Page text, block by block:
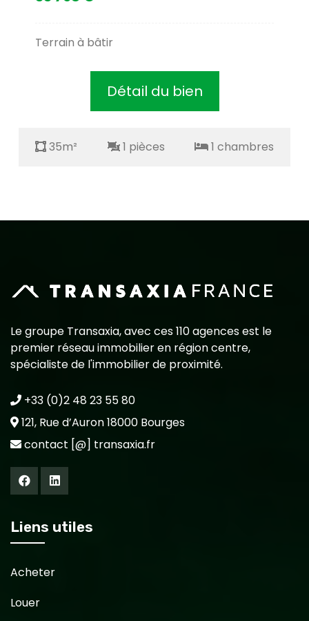
Terrain à bâtir
Détail du bien
35m² 1 pièces 1 chambres
Le groupe Transaxia, avec ces 110 agences est le
premier réseau immobilier en région centre,
spécialiste de l'immobilier de proximité.
+33 (0)2 48 23 55 80
121, Rue d’Auron 18000 Bourges
contact [@] transaxia.fr
Liens utiles
Acheter
Louer